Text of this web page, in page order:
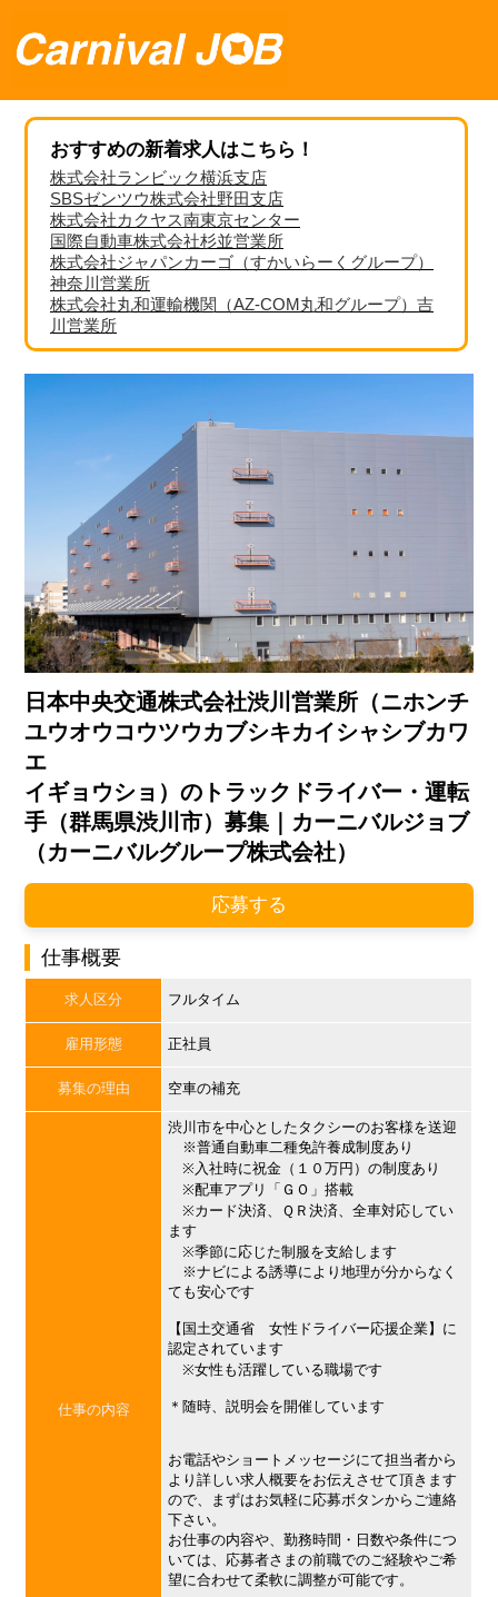
おすすめの新着求人はこちら！
株式会社ランビック横浜支店
SBSゼンツウ株式会社野田支店
株式会社カクヤス南東京センター
国際自動車株式会社杉並営業所
株式会社ジャパンカーゴ（すかいらーくグループ）
神奈川営業所
株式会社丸和運輸機関（AZ-COM丸和グループ）吉
川営業所
日本中央交通株式会社渋川営業所（ニホンチ
ユウオウコウツウカブシキカイシャシブカワ
エ
イギョウショ）のトラックドライバー・運転
手（群馬県渋川市）募集｜カーニバルジョブ
（カーニバルグループ株式会社）
応募する
仕事概要
求人区分 フルタイム
雇用形態 正社員
募集の理由 空車の補充
仕事の内容
渋川市を中心としたタクシーのお客様を送迎
※普通自動車二種免許養成制度あり
※入社時に祝金（１０万円）の制度あり
※配車アプリ「ＧＯ」搭載
※カード決済、ＱＲ決済、全車対応してい
ます
※季節に応じた制服を支給します
※ナビによる誘導により地理が分からなく
ても安心です
【国土交通省 女性ドライバー応援企業】に
認定されています
※女性も活躍している職場です
＊随時、説明会を開催しています
お電話やショートメッセージにて担当者から
より詳しい求人概要をお伝えさせて頂きます
ので、まずはお気軽に応募ボタンからご連絡
下さい。
お仕事の内容や、勤務時間・日数や条件につ
いては、応募者さまの前職でのご経験やご希
望に合わせて柔軟に調整が可能です。